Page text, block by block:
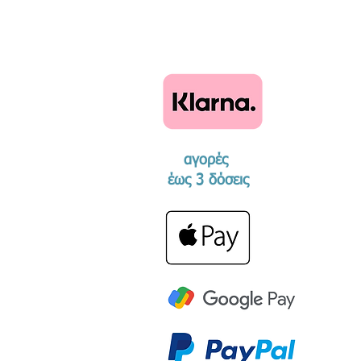
αγορές
​έως 3 δόσεις